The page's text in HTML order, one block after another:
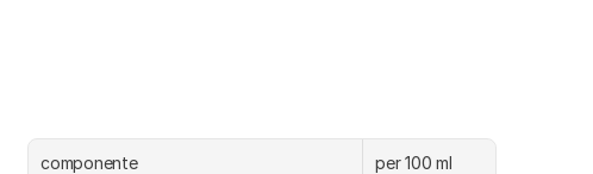
componente per 100 ml